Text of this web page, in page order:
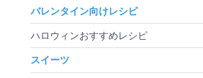
バレンタイン向けレシピ
ハロウィンおすすめレシピ
スイーツ